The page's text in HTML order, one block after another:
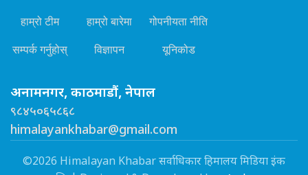
हाम्रो टीम हाम्रो बारेमा गोपनीयता नीति
सम्पर्क गर्नुहोस् विज्ञापन यूनिकोड
अनामनगर, काठमाडौं, नेपाल
९८४५०६५८६८
himalayankhabar@gmail.com
©2026 Himalayan Khabar सर्वाधिकार हिमालय मिडिया इंक